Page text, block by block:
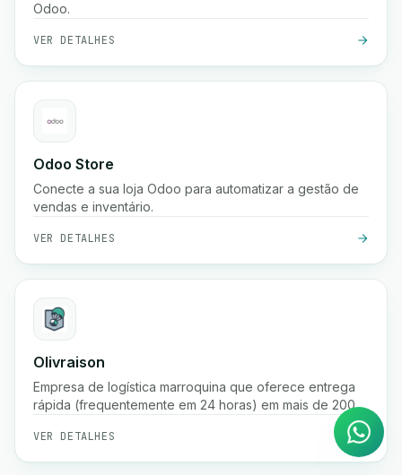
Odoo.
VER DETALHES
Odoo Store
Conecte a sua loja Odoo para automatizar a gestão de
vendas e inventário.
VER DETALHES
Olivraison
Empresa de logística marroquina que oferece entrega
rápida (frequentemente em 24 horas) em mais de 200
cidades, fulfillment de e-commerce, rastreamento de
encomendas em tempo real, gestão de pagamento na
entrega e serviços de armazenamento.
VER DETALHES
WhatsApp